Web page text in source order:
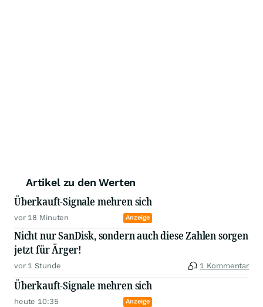
Artikel zu den Werten
Überkauft-Signale mehren sich
vor 18 Minuten Anzeige
Nicht nur SanDisk, sondern auch diese Zahlen sorgen
jetzt für Ärger!
vor 1 Stunde 1 Kommentar
Überkauft-Signale mehren sich
heute 10:35 Anzeige